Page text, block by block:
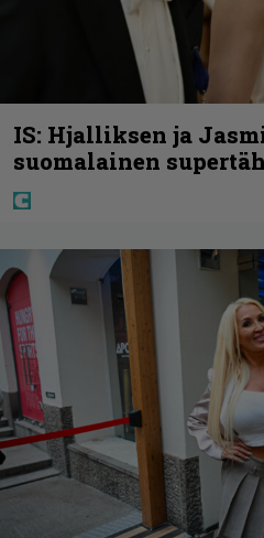
IS: Hjalliksen ja
suomalainen